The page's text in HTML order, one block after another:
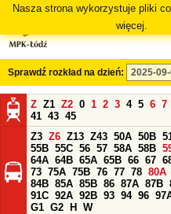
Nasza strona wykorzystuje pliki
więcej.
Sprawdź rozkład na dzień:
Z Z1 Z2 0 1 2 3 4 5 6 7
41 43 45
Z3 Z6 Z13 Z43 50A 50B
55B 55C 56 57 58A 58B
64A 64B 65A 65B 66 67
73 75A 75B 76 77 78 80A
84B 85A 85B 86 87A 87B
91C 92A 92B 93 94 96
G1 G2 H
W